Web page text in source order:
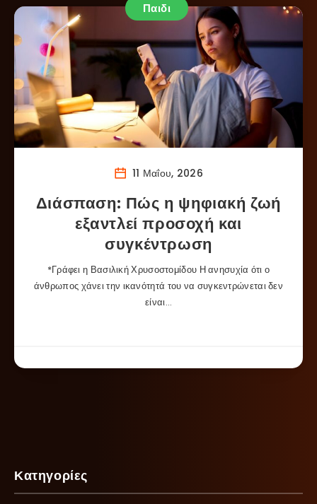
Παιδι
11 Μαΐου, 2026
Διάσπαση: Πώς η ψηφιακή ζωή
εξαντλεί προσοχή και
συγκέντρωση
*Γράφει η Βασιλική Χρυσοστομίδου Η ανησυχία ότι ο
άνθρωπος χάνει την ικανότητά του να συγκεντρώνεται δεν
είναι…
Κατηγορίες